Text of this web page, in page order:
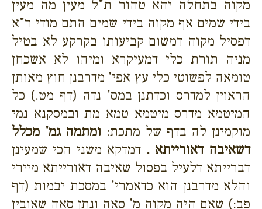
מקוה בתחלה יהא טהור ת"ל מעין מה מעין
בידי שמים אף מקוה בידי שמים התם מודי ר"א
דפסיל מקוה דמשום קביעותו בקרקע לא בטיל
מניה תורת כלי דמעיקרא ומיהו לא אשכחן
טומאה לפשוטי כלי עץ אפי' מדרבנן חוץ מאותן
הראוין למדרס וכדתנן במס' נדה (דף מט.) כל
המיטמא מדרס מיטמא טמא מת ובמסקנא נמי
מוקמינן לה בדף של מתכת: ומתמה גמ' מכלל
דשאיבה דאורייתא . דמדקא משני הכי שמעינן
דברייתא דלעיל בפסול שאיבה דאורייתא מיירי
והלא מדרבנן הוא כדאמרי' במסכת יבמות (דף
פב:) שאם היה מקוה מ' סאה ונתן סאה שאובין